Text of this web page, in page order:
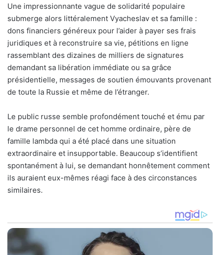
Une impressionnante vague de solidarité populaire
submerge alors littéralement Vyacheslav et sa famille :
dons financiers généreux pour l’aider à payer ses frais
juridiques et à reconstruire sa vie, pétitions en ligne
rassemblant des dizaines de milliers de signatures
demandant sa libération immédiate ou sa grâce
présidentielle, messages de soutien émouvants provenant
de toute la Russie et même de l’étranger.
Le public russe semble profondément touché et ému par
le drame personnel de cet homme ordinaire, père de
famille lambda qui a été placé dans une situation
extraordinaire et insupportable. Beaucoup s’identifient
spontanément à lui, se demandant honnêtement comment
ils auraient eux-mêmes réagi face à des circonstances
similaires.